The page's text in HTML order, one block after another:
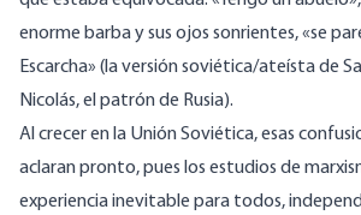
enorme barba y sus ojos sonrientes, «se
Escarcha» (la versión soviética/ateísta de
Nicolás, el patrón de Rusia).
Al crecer en la Unión Soviética, esas
aclaran pronto, pues los estudios de
experiencia inevitable para todos,